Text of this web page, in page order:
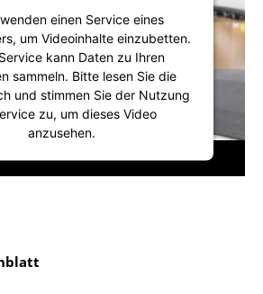
einen Service eines
um Videoinhalte einzubetten.
kann Daten zu Ihren
sammeln. Bitte lesen Sie die
und stimmen Sie der Nutzung
zu, um dieses Video
anzusehen.
byUsercentrics Consent